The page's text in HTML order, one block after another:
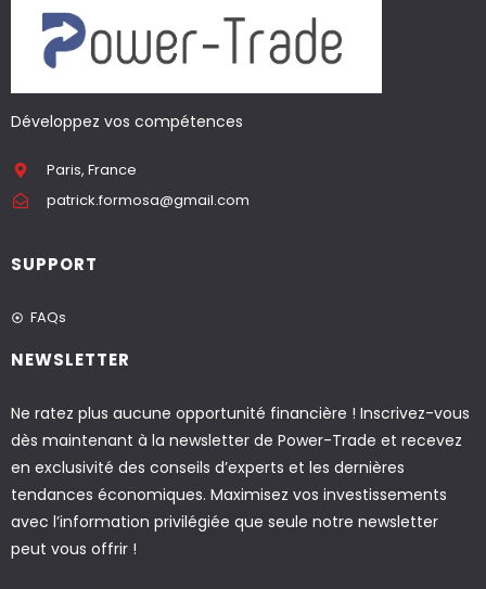
Développez vos compétences
Paris, France
patrick.formosa@gmail.com
SUPPORT
FAQs
NEWSLETTER
Ne ratez plus aucune opportunité financière ! Inscrivez-vous
dès maintenant à la newsletter de Power-Trade et recevez
en exclusivité des conseils d’experts et les dernières
tendances économiques. Maximisez vos investissements
avec l’information privilégiée que seule notre newsletter
peut vous offrir !